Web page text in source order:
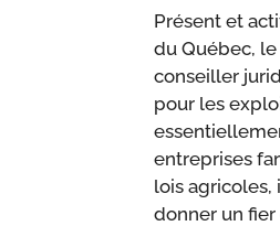
Présent et
du Québec,
conseiller
pour les
entreprises
lois agricoles,
donner un